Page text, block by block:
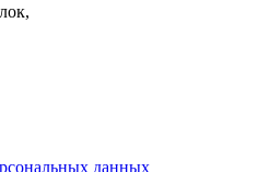
данных